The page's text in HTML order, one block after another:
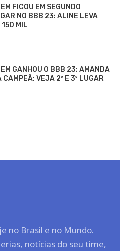
FICOU EM SEGUNDO
NO BBB 23: ALINE LEVA
150 MIL
GANHOU O BBB 23: AMANDA
CAMPEÃ; VEJA 2º E 3º LUGAR
no Brasil e no Mundo.
notícias do seu time,